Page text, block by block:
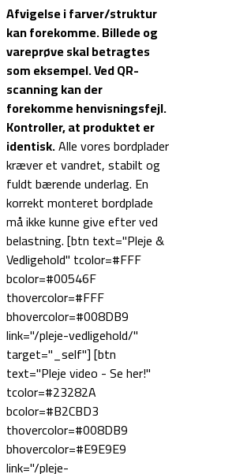
Afvigelse i farver/struktur
kan forekomme. Billede og
vareprøve skal betragtes
som eksempel.Ved QR-
scanning kan der
forekomme henvisningsfejl.
Kontroller, at produktet er
identisk.Alle vores bordplader
kræver et vandret, stabilt og
fuldt bærende underlag. En
korrekt monteret bordplade
må ikke kunne give efter ved
belastning. [btn text="Pleje &
Vedligehold" tcolor=#FFF
bcolor=#00546F
thovercolor=#FFF
bhovercolor=#008DB9
link="/pleje-vedligehold/"
target="_self"] [btn
text="Pleje video - Se her!"
tcolor=#23282A
bcolor=#B2CBD3
thovercolor=#008DB9
bhovercolor=#E9E9E9
link="/pleje-